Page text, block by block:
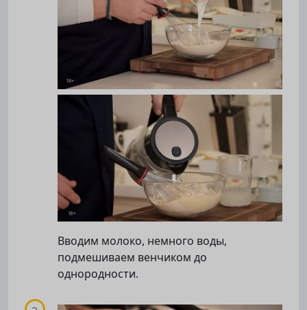
Вводим молоко, немного воды,
подмешиваем венчиком до
однородности.